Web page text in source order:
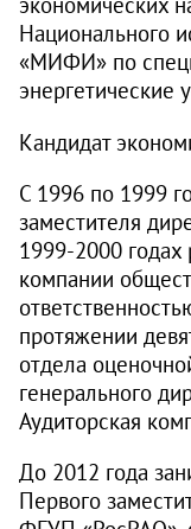
Национального
«МИФИ» по
энергетические
Кандидат
С 1996 по 1999
заместителя
1999-2000
компании
протяжении
отдела
генерального
Аудиторская
До 2012 года
Первого